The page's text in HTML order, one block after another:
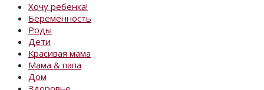
Хочу ребенка!
Беременность
Роды
Дети
Красивая мама
Мама & папа
Дом